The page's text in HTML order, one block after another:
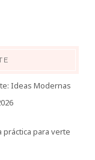
Ideas Modernas
para verte